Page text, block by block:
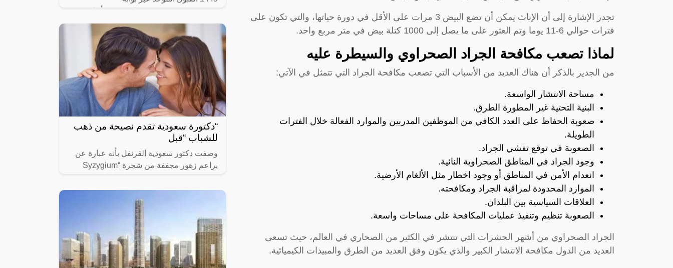
تجدر الإشارة إلى أن الإناث يمكن أن تضع البيض 3 مرات على الأقل في دورة حياتها، والتي تكون على
فترات حوالي 6-11 يوما وتم العثور على ما يصل إلى 1000 كتلة بيض في متر مربع واحد.
لماذا تصعب مكافحة الجراد الصحراوي والسيطرة عليه
من الجدير بالذكر أن هناك العديد من الأسباب التي تصعب مكافحة الجراد التي تتمثل في الآتي:
مساحة الانتشار الواسعة.
البنية التحتية غير المطورة الطرق.
صعوبة الحفاظ على العدد الكافي من الموظفين المدربين والموارد الفعالة خلال الفترات
الطويلة.
الصعوبة في توقع تفشي الجراد.
وجود الجراد في المناطق الصحراوية النائية.
انعدام الأمن في المناطق أو وجود اخطار مثل الألغام الأرضية.
الموارد المحدودة لمراقبة الجراد ومكافحته.
العلاقات السياسية بين البلدان.
الصعوبة تنظيم وتنفيذ عمليات المكافحة على مساحات واسعة.
الجراد الصحراوي من أشهر الحشرات التي تنتشر في الكثير من الصحاري في العالم، حيث تسعى
العديد من الدول مكافحة الانتشار الكبير والذي يكون وفق العديد من الطرق والمبيدات الكيميائية.
وزارة الدفاع بالمملكة العربية السعودية متمثلة
“دكتورة سعودية تقدم نصيحة من ذهب
للشباب “قبل
وصفت دكتور سعودية القرنفل بأنه عبارة عن
براعم زهور مجففة من شجرة “Syzygium
“yrtaceae”، وهو نبات دائم الخضرة ينمو في